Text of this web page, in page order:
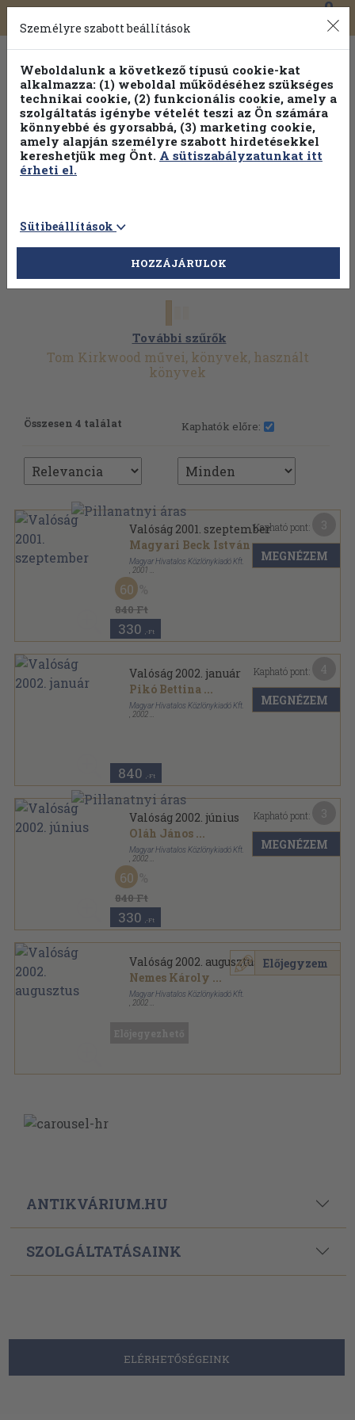
Toggle
navigation
0
További szűrők
Tom Kirkwood művei, könyvek, használt
könyvek
Összesen 4 találat Kaphatók előre:
Valóság 2001. szeptember
Magyari Beck István...
Magyar Hivatalos Közlönykiadó Kft.
2001
Ragasztott papírkötés
Valóság sorozat
840 Ft
60
330 ,-Ft
Kapható pont:
MEGNÉZEM
Valóság 2002. január
Pikó Bettina ...
Magyar Hivatalos Közlönykiadó Kft.
2002
840 ,-Ft
Kapható pont:
MEGNÉZEM
Valóság 2002. június
Oláh János ...
Magyar Hivatalos Közlönykiadó Kft.
2002
Ragasztott papírkötés
Valóság sorozat
840 Ft
60
330 ,-Ft
Kapható pont:
MEGNÉZEM
Valóság 2002. augusztus
Nemes Károly ...
Magyar Hivatalos Közlönykiadó Kft.
2002
Előjegyzem
ANTIKVÁRIUM.HU
SZOLGÁLTATÁSAINK
ELÉRHETŐSÉGEINK
Személyre szabott beállítások
Weboldalunk a következő típusú cookie-kat
alkalmazza: (1) weboldal működéséhez szükséges
technikai cookie, (2) funkcionális cookie, amely a
szolgáltatás igénybe vételét teszi az Ön számára
könnyebbé és gyorsabbá, (3) marketing cookie,
amely alapján személyre szabott hirdetésekkel
kereshetjük meg Önt. A sütiszabályzatunkat itt
érheti el.
Sütibeállítások
HOZZÁJÁRULOK